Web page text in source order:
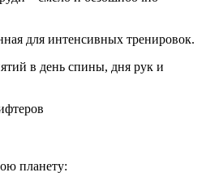
для интенсивных тренировок.
в день спины, дня рук и
планету: